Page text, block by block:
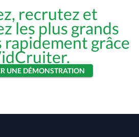
recrutez et
les plus grands
grâce
UNE DÉMONSTRATION